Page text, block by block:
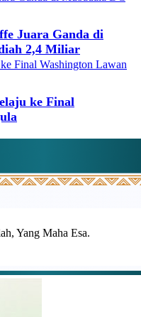
Juara Ganda di
2,4 Miliar
ke Final
Yang Maha Esa.